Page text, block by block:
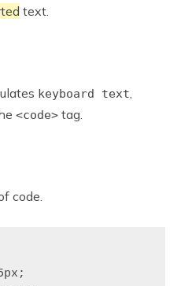
text.
keyboard text,
<code> tag.
code.